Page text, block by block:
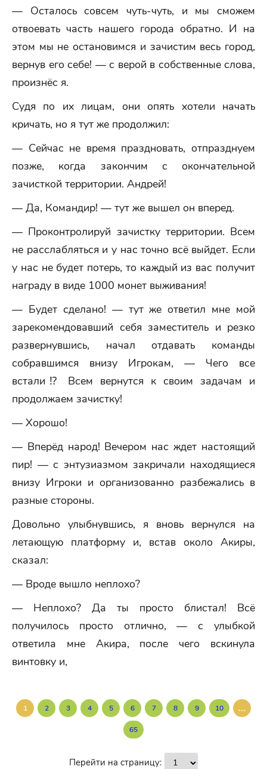
— Осталось совсем чуть-чуть, и мы сможем
отвоевать часть нашего города обратно. И на
этом мы не остановимся и зачистим весь город,
вернув его себе! — с верой в собственные слова,
произнёс я.
Судя по их лицам, они опять хотели начать
кричать, но я тут же продолжил:
— Сейчас не время праздновать, отпразднуем
позже, когда закончим с окончательной
зачисткой территории. Андрей!
— Да, Командир! — тут же вышел он вперед.
— Проконтролируй зачистку территории. Всем
не расслабляться и у нас точно всё выйдет. Если
у нас не будет потерь, то каждый из вас получит
награду в виде 1000 монет выживания!
— Будет сделано! — тут же ответил мне мой
зарекомендовавший себя заместитель и резко
развернувшись, начал отдавать команды
собравшимся внизу Игрокам, — Чего все
встали⁉ Всем вернутся к своим задачам и
продолжаем зачистку!
— Хорошо!
— Вперёд народ! Вечером нас ждет настоящий
пир! — с энтузиазмом закричали находящиеся
внизу Игроки и организованно разбежались в
разные стороны.
Довольно улыбнувшись, я вновь вернулся на
летающую платформу и, встав около Акиры,
сказал:
— Вроде вышло неплохо?
— Неплохо? Да ты просто блистал! Всё
получилось просто отлично, — с улыбкой
ответила мне Акира, после чего вскинула
винтовку и,
1 2 3 4 5 6 7 8 9 10 ...
65
Перейти на страницу: